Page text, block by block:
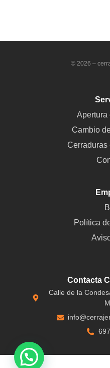
© 2026 –
Apertura
Cambio
Cerraduras
Política
Contacta
Calle de la